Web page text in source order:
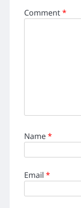
Comment*
Name*
Email *